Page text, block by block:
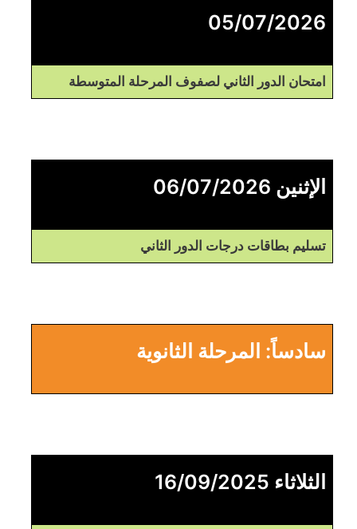
05/07/2026
امتحان الدور الثاني لصفوف المرحلة المتوسطة
الإثنين 06/07/2026
تسليم بطاقات درجات الدور الثاني
سادساً: المرحلة الثانوية
الثلاثاء 16/09/2025